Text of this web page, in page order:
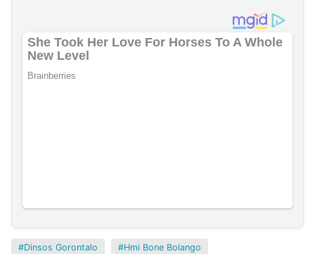
Dinsos Gorontalo Hmi Bone Bolango